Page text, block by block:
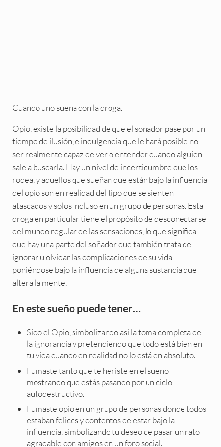
Cuando uno sueña con la droga.
Opio, existe la posibilidad de que el soñador pase por un
tiempo de ilusión, e indulgencia que le hará posible no
ser realmente capaz de ver o entender cuando alguien
sale a buscarla. Hay un nivel de incertidumbre que los
rodea, y aquellos que sueñan que están bajo la influencia
del opio son en realidad del tipo que se sienten
atascados y solos incluso en un grupo de personas. Esta
droga en particular tiene el propósito de desconectarse
del mundo regular de las sensaciones, lo que significa
que hay una parte del soñador que también trata de
ignorar u olvidar las complicaciones de su vida
poniéndose bajo la influencia de alguna sustancia que
altera la mente.
En este sueño puede tener…
Sido el Opio, simbolizando así la toma completa de
la ignorancia y pretendiendo que todo está bien en
tu vida cuando en realidad no lo está en absoluto.
Fumaste tanto que te heriste en el sueño
mostrando que estás pasando por un ciclo
autodestructivo.
Fumaste opio en un grupo de personas donde todos
estaban felices y contentos de estar bajo la
influencia, simbolizando tu deseo de pasar un rato
agradable con amigos en un foro social.